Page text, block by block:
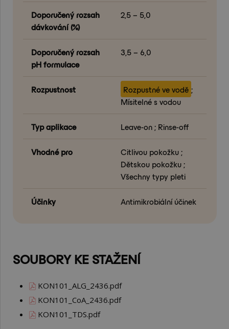
Doporučený rozsah
dávkování (%)
2,5 – 5,0
Doporučený rozsah
pH formulace
3,5 – 6,0
Rozpustnost Rozpustné ve vodě ;
Mísitelné s vodou
Typ aplikace Leave-on ; Rinse-off
Vhodné pro
Citlivou pokožku ;
Dětskou pokožku ;
Všechny typy pleti
Účinky Antimikrobiální účinek
SOUBORY KE STAŽENÍ
KON101_ALG_2436.pdf
KON101_CoA_2436.pdf
KON101_TDS.pdf